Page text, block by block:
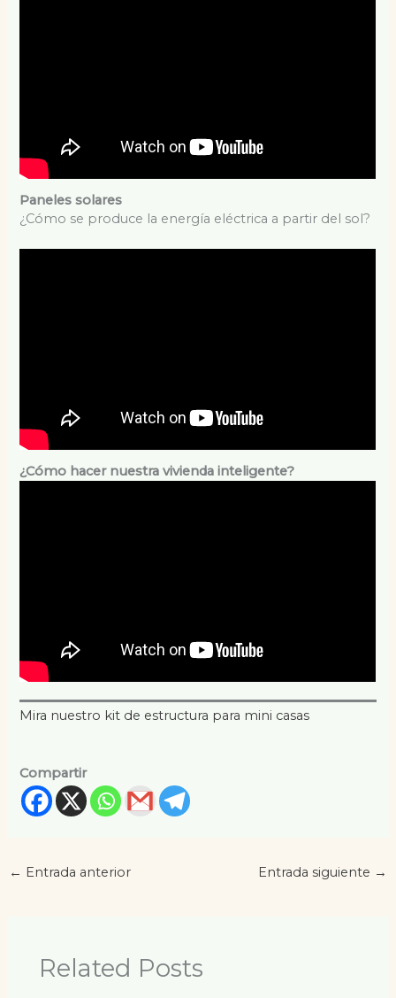
Paneles solares
¿Cómo se produce la energía eléctrica a partir del sol?
¿Cómo hacer nuestra vivienda inteligente?
Mira nuestro kit de estructura para mini casas
Compartir
← Entrada anterior Entrada siguiente →
Related Posts